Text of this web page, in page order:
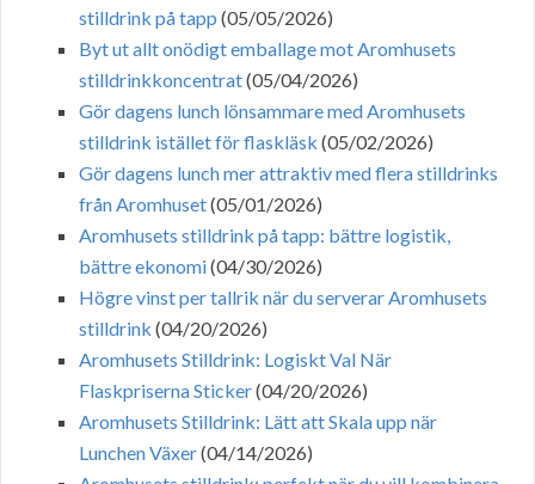
stilldrink på tapp (05/05/2026)
Byt ut allt onödigt emballage mot Aromhusets
stilldrinkkoncentrat(05/04/2026)
Gör dagens lunch lönsammare med Aromhusets
stilldrink istället för flaskläsk (05/02/2026)
Gör dagens lunch mer attraktiv med flera stilldrinks
från Aromhuset(05/01/2026)
Aromhusets stilldrink på tapp: bättre logistik,
bättre ekonomi(04/30/2026)
Högre vinst per tallrik när du serverar Aromhusets
stilldrink (04/20/2026)
Aromhusets Stilldrink: Logiskt Val När
Flaskpriserna Sticker(04/20/2026)
Aromhusets Stilldrink: Lätt att Skala upp när
Lunchen Växer(04/14/2026)